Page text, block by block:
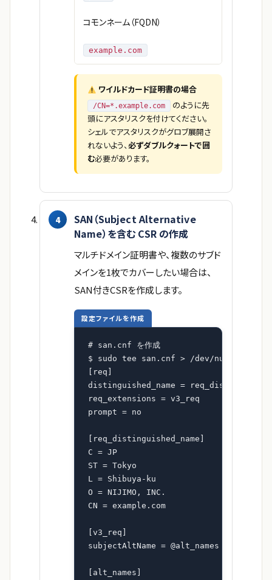
コモンネーム（FQDN）
example.com
ワイルドカード証明書の場合
/CN=*.example.com
のように先
頭にアスタリスクを付けてください。
シェルでアスタリスクがグロブ展開さ
れないよう、必ずダブルクォートで囲
む必要があります。
SAN（Subject Alternative
Name）を含む CSR の作成
マルチドメイン証明書や、複数のサブド
メインを1枚でカバーしたい場合は、
SAN付きCSRを作成します。
設定ファイルを作成
# san.cnf を作成
$ sudo tee san.cnf > /dev/null <<EOF
[req]
distinguished_name =
req_extensions = v3_req
prompt = no
[req_distinguished_name]
C = JP
ST = Tokyo
L = Shibuya-ku
O = NIJIMO, INC.
CN = example.com
[v3_req]
subjectAltName = @alt_names
[alt_names]